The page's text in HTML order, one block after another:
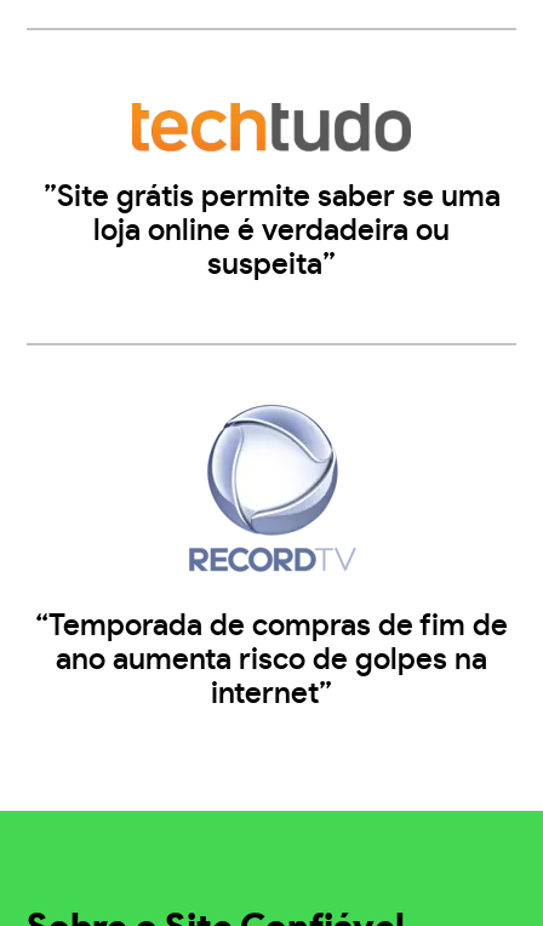
”Site grátis permite saber se uma
loja online é verdadeira ou
suspeita”
“Temporada de compras de fim de
ano aumenta risco de golpes na
internet”